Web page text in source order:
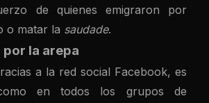
de quienes emigraron por
o matar la saudade.
por la arepa
a la red social Facebook, es
en todos los grupos de